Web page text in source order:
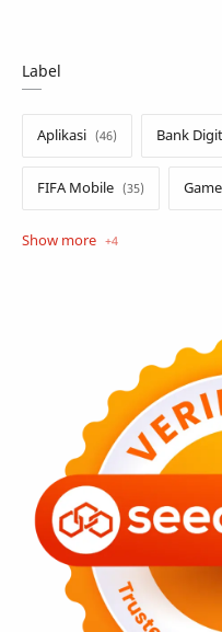
Label
Aplikasi Bank
FIFA Mobile Game
Opini